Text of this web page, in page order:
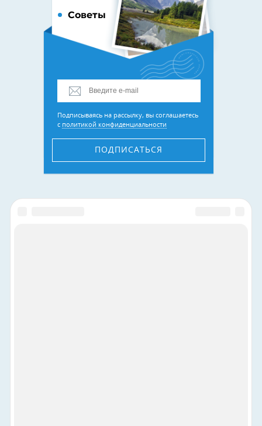
Советы
Подписываясь на рассылку, вы соглашаетесь
с политикой конфиденциальности
ПОДПИСАТЬСЯ